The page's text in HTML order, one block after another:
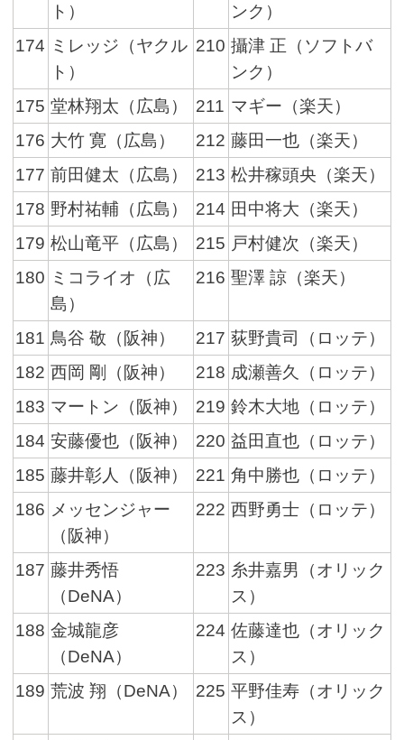
ト）
ンク）
174 ミレッジ（ヤクル
ト）
210 攝津 正（ソフトバ
ンク）
175 堂林翔太（広島） 211 マギー（楽天）
176 大竹 寛（広島） 212 藤田一也（楽天）
177 前田健太（広島） 213 松井稼頭央（楽天）
178 野村祐輔（広島） 214 田中将大（楽天）
179 松山竜平（広島） 215 戸村健次（楽天）
180 ミコライオ（広
島）
216 聖澤 諒（楽天）
181 鳥谷 敬（阪神） 217 荻野貴司（ロッテ）
182 西岡 剛（阪神） 218 成瀬善久（ロッテ）
183 マートン（阪神） 219 鈴木大地（ロッテ）
184 安藤優也（阪神） 220 益田直也（ロッテ）
185 藤井彰人（阪神） 221 角中勝也（ロッテ）
186 メッセンジャー
（阪神）
222 西野勇士（ロッテ）
187 藤井秀悟
（DeNA）
223 糸井嘉男（オリック
ス）
188 金城龍彦
（DeNA）
224 佐藤達也（オリック
ス）
189 荒波 翔（DeNA） 225 平野佳寿（オリック
ス）